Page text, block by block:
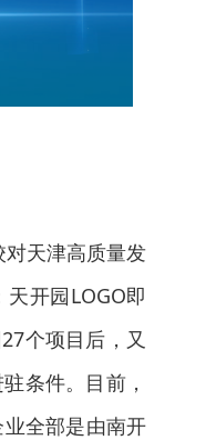
对天津高质量发
开园LOGO即
个项目后，又
条件。目前，
全部是由南开